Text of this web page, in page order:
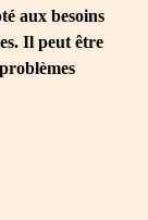
aux besoins
Il peut être